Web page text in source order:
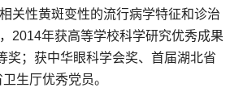
关性黄斑变性的流行病学特征和诊治
2014年获高等学校科学研究优秀成果
奖；获中华眼科学会奖、首届湖北省
生厅优秀党员。